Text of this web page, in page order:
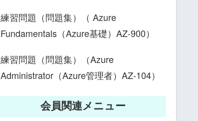
練習問題（問題集）（ Azure
Fundamentals（Azure基礎）AZ-900）
練習問題（問題集）（Azure
Administrator（Azure管理者）AZ-104）
会員関連メニュー